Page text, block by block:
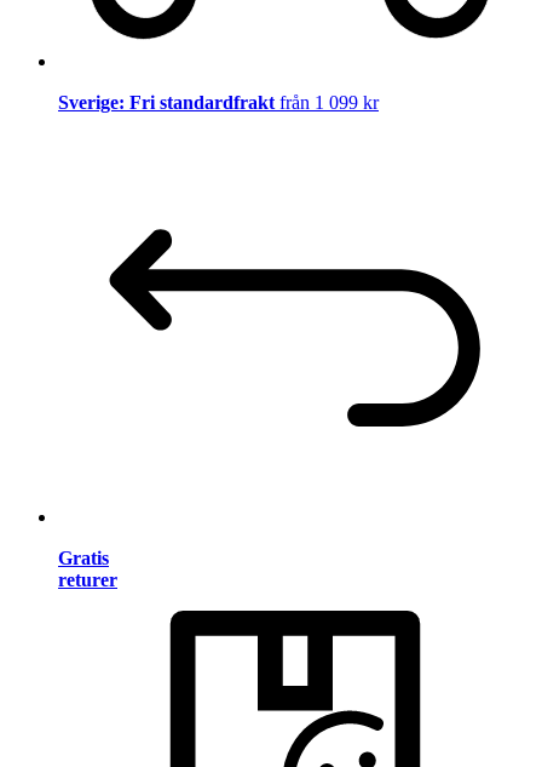
Sverige: Fri standardfrakt från 1 099 kr
Gratis
returer